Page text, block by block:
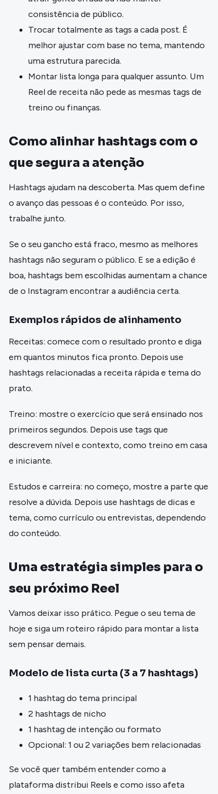
consistência de público.
Trocar totalmente as tags a cada post. É
melhor ajustar com base no tema, mantendo
uma estrutura parecida.
Montar lista longa para qualquer assunto. Um
Reel de receita não pede as mesmas tags de
treino ou finanças.
Como alinhar hashtags com o
que segura a atenção
Hashtags ajudam na descoberta. Mas quem define
o avanço das pessoas é o conteúdo. Por isso,
trabalhe junto.
Se o seu gancho está fraco, mesmo as melhores
hashtags não seguram o público. E se a edição é
boa, hashtags bem escolhidas aumentam a chance
de o Instagram encontrar a audiência certa.
Exemplos rápidos de alinhamento
Receitas: comece com o resultado pronto e diga
em quantos minutos fica pronto. Depois use
hashtags relacionadas a receita rápida e tema do
prato.
Treino: mostre o exercício que será ensinado nos
primeiros segundos. Depois use tags que
descrevem nível e contexto, como treino em casa
e iniciante.
Estudos e carreira: no começo, mostre a parte que
resolve a dúvida. Depois use hashtags de dicas e
tema, como currículo ou entrevistas, dependendo
do conteúdo.
Uma estratégia simples para o
seu próximo Reel
Vamos deixar isso prático. Pegue o seu tema de
hoje e siga um roteiro rápido para montar a lista
sem pensar demais.
Modelo de lista curta (3 a 7 hashtags)
1 hashtag do tema principal
2 hashtags de nicho
1 hashtag de intenção ou formato
Opcional: 1 ou 2 variações bem relacionadas
Se você quer também entender como a
plataforma distribui Reels e como isso afeta